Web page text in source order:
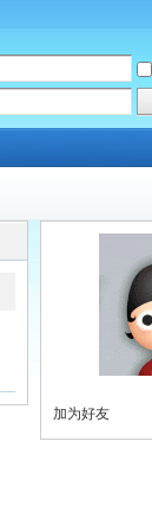
加为好友